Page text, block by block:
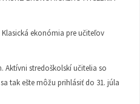
ekonómia pre učiteľov
Aktívni stredoškolskí učitelia so
tak ešte môžu prihlásiť do 31. júla